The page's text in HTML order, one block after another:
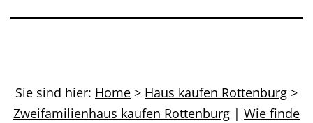
Sie sind hier: Home > Haus kaufen Rottenburg >
Zweifamilienhaus kaufen Rottenburg | Wie finde